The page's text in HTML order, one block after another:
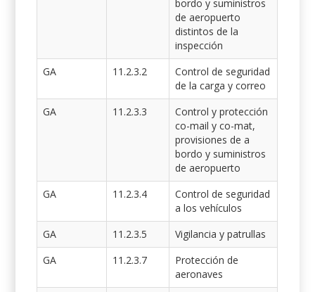
bordo y suministros
de aeropuerto
distintos de la
inspección
GA
11.2.3.2
Control de seguridad
de la carga y correo
GA
11.2.3.3
Control y protección
co-mail y co-mat,
provisiones de a
bordo y suministros
de aeropuerto
GA
11.2.3.4
Control de seguridad
a los vehículos
GA
11.2.3.5
Vigilancia y patrullas
GA
11.2.3.7
Protección de
aeronaves